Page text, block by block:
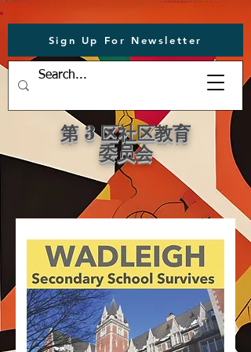
Sign Up For Newsletter
第 3 区社区教育
委员会